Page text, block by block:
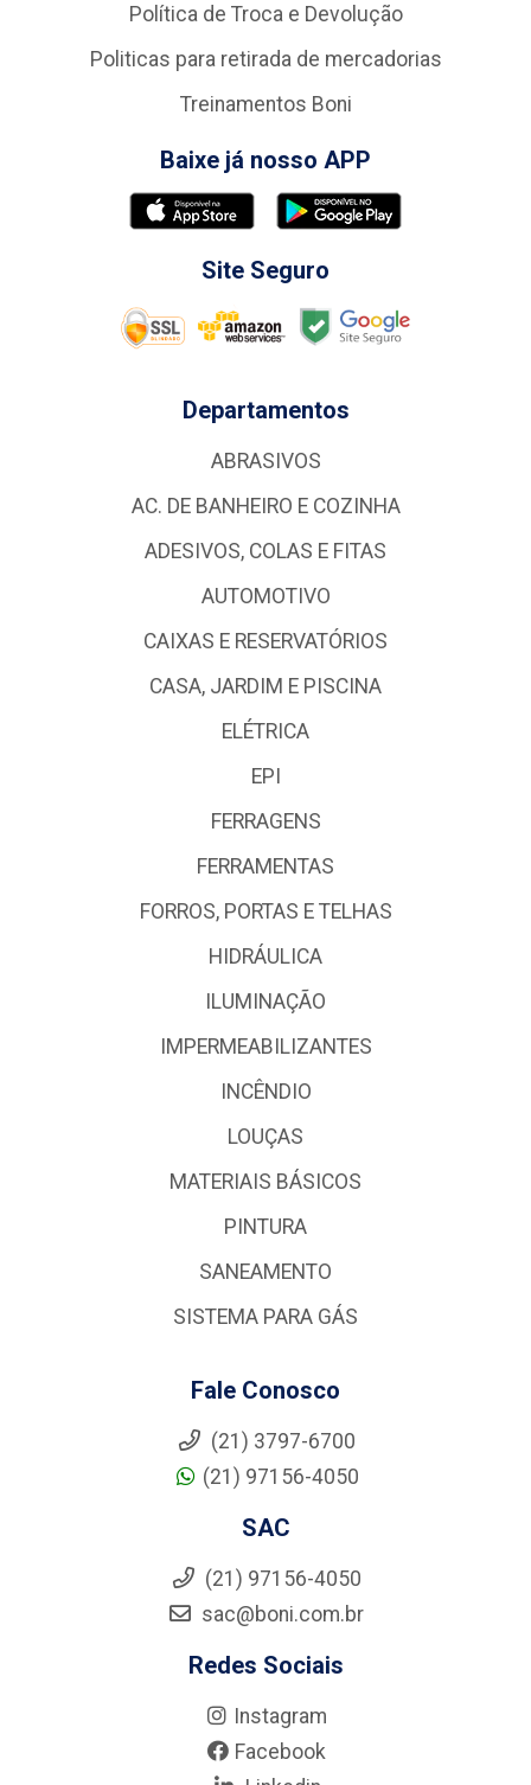
Política de Troca e Devolução
Politicas para retirada de mercadorias
Treinamentos Boni
Baixe já nosso APP
Site Seguro
Departamentos
ABRASIVOS
AC. DE BANHEIRO E COZINHA
ADESIVOS, COLAS E FITAS
AUTOMOTIVO
CAIXAS E RESERVATÓRIOS
CASA, JARDIM E PISCINA
ELÉTRICA
EPI
FERRAGENS
FERRAMENTAS
FORROS, PORTAS E TELHAS
HIDRÁULICA
ILUMINAÇÃO
IMPERMEABILIZANTES
INCÊNDIO
LOUÇAS
MATERIAIS BÁSICOS
PINTURA
SANEAMENTO
SISTEMA PARA GÁS
Fale Conosco
(21) 3797-6700
(21) 97156-4050
SAC
(21) 97156-4050
sac@boni.com.br
Redes Sociais
Instagram
Facebook